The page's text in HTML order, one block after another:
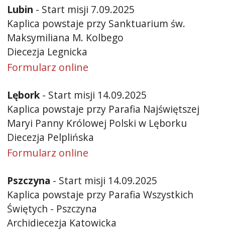
Lubin - Start misji 7.09.2025
Kaplica powstaje przy Sanktuarium św.
Maksymiliana M. Kolbego
Diecezja Legnicka
Formularz online
Lębork- Start misji 14.09.2025
Kaplica powstaje przy Parafia Najświętszej
Maryi Panny Królowej Polski w Lęborku
Diecezja Pelplińska
Formularz online
Pszczyna - Start misji 14.09.2025
Kaplica powstaje przy Parafia Wszystkich
Świętych - Pszczyna
Archidiecezja Katowicka